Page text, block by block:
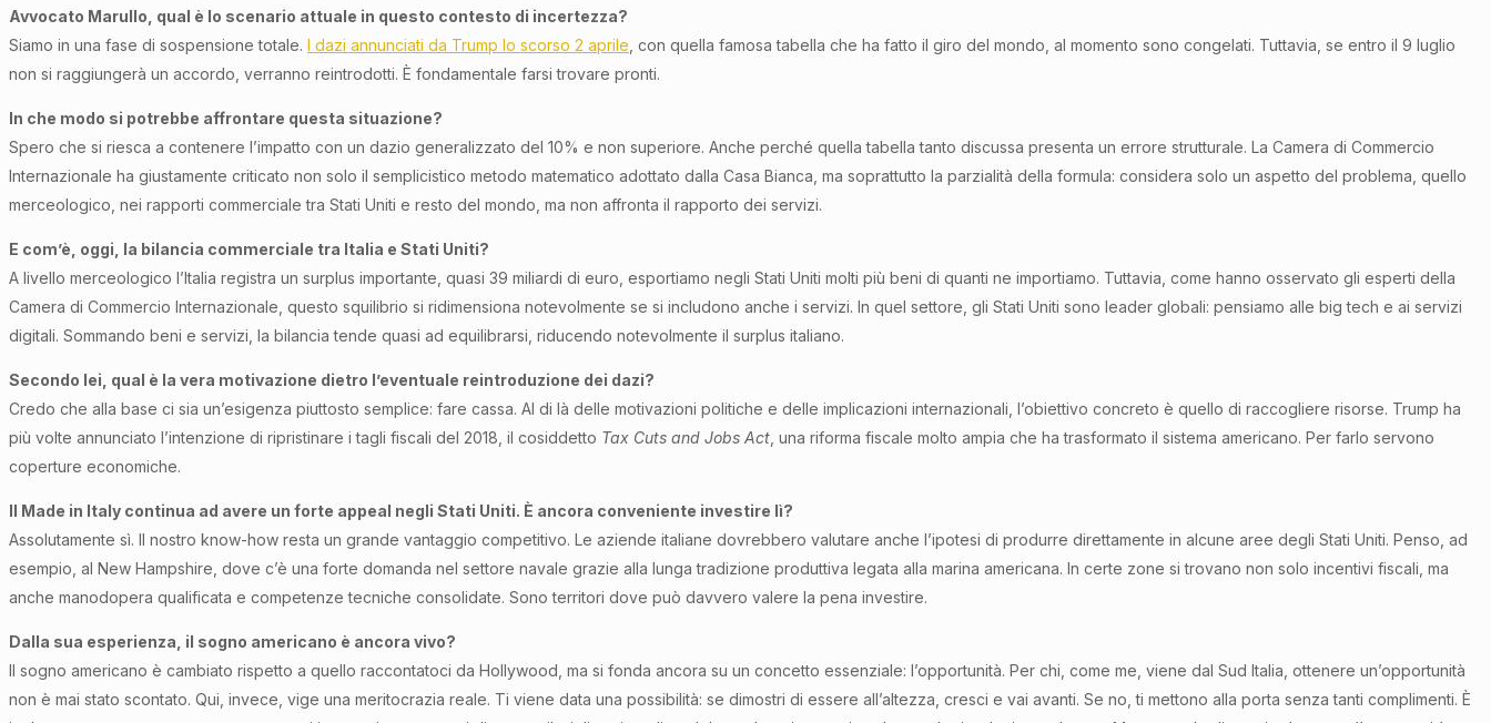
Avvocato Marullo, qual è lo scenario attuale in questo contesto di incertezza?
Siamo in una fase di sospensione totale. I dazi annunciati da Trump lo scorso 2 aprile , con quella famosa tabella che ha fatto il giro del mondo, al momento sono congelati. Tuttavia, se entro il 9 luglio
non si raggiungerà un accordo, verranno reintrodotti. È fondamentale farsi trovare pronti.
In che modo si potrebbe affrontare questa situazione?
Spero che si riesca a contenere l’impatto con un dazio generalizzato del 10% e non superiore. Anche perché quella tabella tanto discussa presenta un errore strutturale. La Camera di Commercio
Internazionale ha giustamente criticato non solo il semplicistico metodo matematico adottato dalla Casa Bianca, ma soprattutto la parzialità della formula: considera solo un aspetto del problema, quello
merceologico, nei rapporti commerciale tra Stati Uniti e resto del mondo, ma non affronta il rapporto dei servizi.
E com’è, oggi, la bilancia commerciale tra Italia e Stati Uniti?
A livello merceologico l’Italia registra un surplus importante, quasi 39 miliardi di euro, esportiamo negli Stati Uniti molti più beni di quanti ne importiamo. Tuttavia, come hanno osservato gli esperti della
Camera di Commercio Internazionale, questo squilibrio si ridimensiona notevolmente se si includono anche i servizi. In quel settore, gli Stati Uniti sono leader globali: pensiamo alle big tech e ai servizi
digitali. Sommando beni e servizi, la bilancia tende quasi ad equilibrarsi, riducendo notevolmente il surplus italiano.
Secondo lei, qual è la vera motivazione dietro l’eventuale reintroduzione dei dazi?
Credo che alla base ci sia un’esigenza piuttosto semplice: fare cassa. Al di là delle motivazioni politiche e delle implicazioni internazionali, l’obiettivo concreto è quello di raccogliere risorse. Trump ha
più volte annunciato l’intenzione di ripristinare i tagli fiscali del 2018, il cosiddetto Tax Cuts and Jobs Act , una riforma fiscale molto ampia che ha trasformato il sistema americano. Per farlo servono
coperture economiche.
Il Made in Italy continua ad avere un forte appeal negli Stati Uniti. È ancora conveniente investire lì?
Assolutamente sì. Il nostro know-how resta un grande vantaggio competitivo. Le aziende italiane dovrebbero valutare anche l’ipotesi di produrre direttamente in alcune aree degli Stati Uniti. Penso, ad
esempio, al New Hampshire, dove c’è una forte domanda nel settore navale grazie alla lunga tradizione produttiva legata alla marina americana. In certe zone si trovano non solo incentivi fiscali, ma
anche manodopera qualificata e competenze tecniche consolidate. Sono territori dove può davvero valere la pena investire.
Dalla sua esperienza, il sogno americano è ancora vivo?
Il sogno americano è cambiato rispetto a quello raccontatoci da Hollywood, ma si fonda ancora su un concetto essenziale: l’opportunità. Per chi, come me, viene dal Sud Italia, ottenere un’opportunità
non è mai stato scontato. Qui, invece, vige una meritocrazia reale. Ti viene data una possibilità: se dimostri di essere all’altezza, cresci e vai avanti. Se no, ti mettono alla porta senza tanti complimenti. È